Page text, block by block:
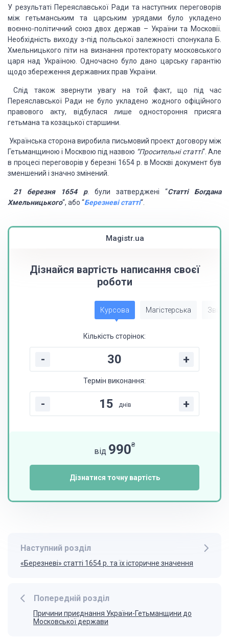
У результаті Переяславської Ради та наступних переговорів
між гетьманським та царським урядами було укладено
воєнно-політичний союз двох держав – України та Московії.
Необхідність виходу з-під польської залежності спонукала Б.
Хмельницького піти на визнання протекторату московського
царя над Україною. Одночасно було дано царську гарантію
щодо збереження державних прав України.
Слід також звернути увагу на той факт, що під час
Переяславської Ради не було укладено жодного офіційного
правового акту, відбулася лише одностороння присяга
гетьмана та козацької старшини.
Українська сторона виробила письмовий проект договору між
Гетьманщиною і Москвою під назвою “Просительні статті“. Але
в процесі переговорів у березні 1654 р. в Москві документ був
зменшений і значно змінений.
21 березня 1654 р. були затверджені “Статті Богдана
Хмельницького“, або “Березневі статті“.
Magistr.ua
Дізнайся вартість написання своєї
роботи
Курсова Магістерська Звіт
Кількість сторінок:
- +
Термін виконання:
- днів +
від 990₴
Дізнатися точну вартість
Попередній розділ
Причини приєднання України-Гетьманщини до
Московської держави
Наступний розділ
«Березневі» статті 1654 р. та їх історичне значення